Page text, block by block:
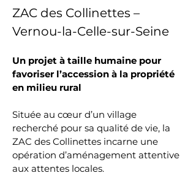
ZAC des Collinettes –
Vernou-la-Celle-sur-Seine
Un projet à taille humaine pour
favoriser l’accession à la propriété
en milieu rural
Située au cœur d’un village
recherché pour sa qualité de vie, la
ZAC des Collinettes incarne une
opération d’aménagement attentive
aux attentes locales.